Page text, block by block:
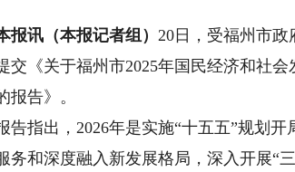
讯（本报记者组）20日，受福州市
交《关于福州市2025年国民经济和社
报告》。
指出，2026年是实施“十五五”规划开
务和深度融入新发展格局，深入开展“